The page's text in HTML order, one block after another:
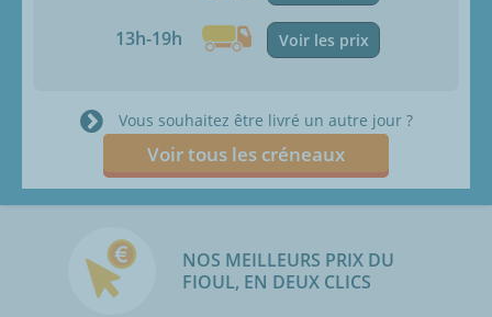
13h-19h Voir les prix
Vous souhaitez être livré un autre jour ?
Voir tous les créneaux
NOS MEILLEURS PRIX DU
FIOUL, EN DEUX CLICS